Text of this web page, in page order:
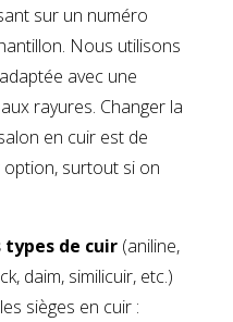
sur un numéro
Nous utilisons
avec une
rayures. Changer la
en cuir est de
surtout si on
types de cuir(aniline,
daim, similicuir, etc.)
sièges en cuir :